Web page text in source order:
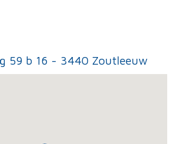
59 b 16 - 3440 Zoutleeuw